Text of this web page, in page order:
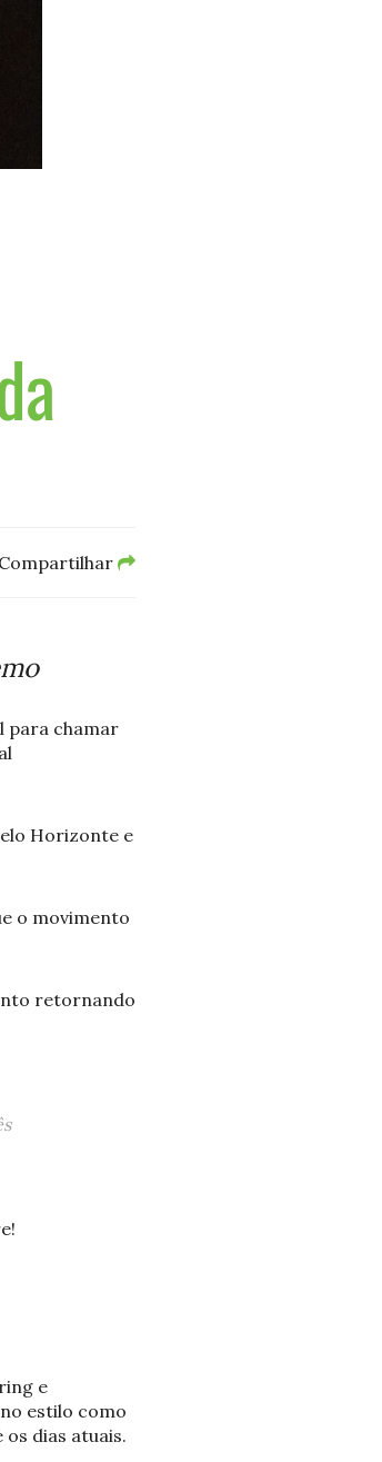
Compartilhar
para chamar
Horizonte e
o movimento
retornando
e
estilo como
dias atuais.